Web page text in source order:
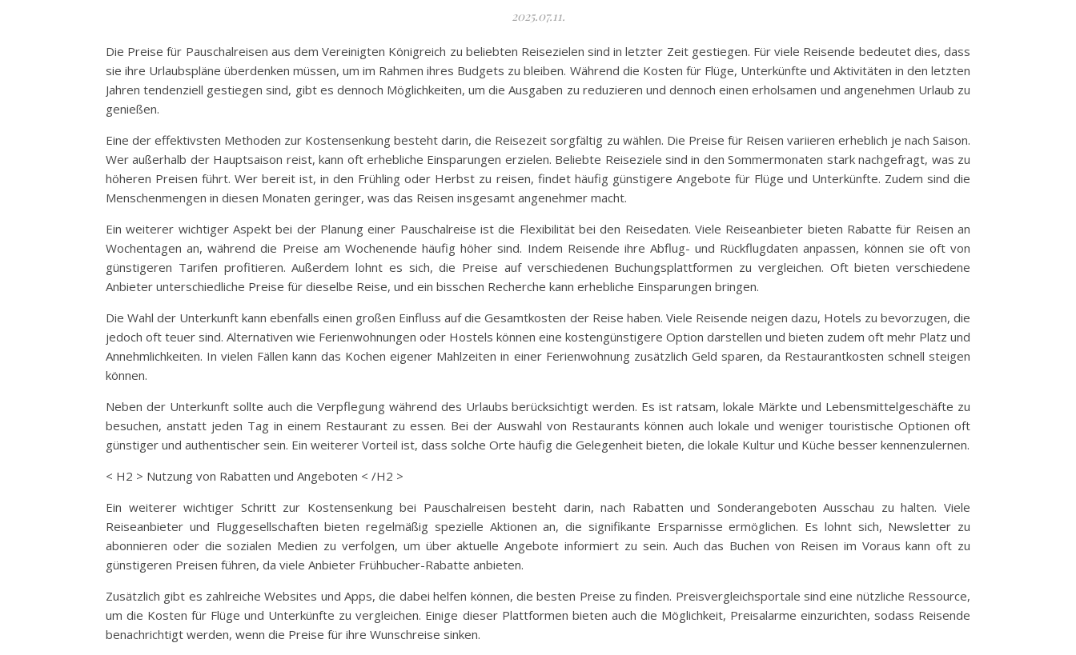
2025.07.11.
Die Preise für Pauschalreisen aus dem Vereinigten Königreich zu beliebten Reisezielen sind in letzter Zeit gestiegen. Für viele Reisende bedeutet dies, dass
sie ihre Urlaubspläne überdenken müssen, um im Rahmen ihres Budgets zu bleiben. Während die Kosten für Flüge, Unterkünfte und Aktivitäten in den letzten
Jahren tendenziell gestiegen sind, gibt es dennoch Möglichkeiten, um die Ausgaben zu reduzieren und dennoch einen erholsamen und angenehmen Urlaub zu
genießen.
Eine der effektivsten Methoden zur Kostensenkung besteht darin, die Reisezeit sorgfältig zu wählen. Die Preise für Reisen variieren erheblich je nach Saison.
Wer außerhalb der Hauptsaison reist, kann oft erhebliche Einsparungen erzielen. Beliebte Reiseziele sind in den Sommermonaten stark nachgefragt, was zu
höheren Preisen führt. Wer bereit ist, in den Frühling oder Herbst zu reisen, findet häufig günstigere Angebote für Flüge und Unterkünfte. Zudem sind die
Menschenmengen in diesen Monaten geringer, was das Reisen insgesamt angenehmer macht.
Ein weiterer wichtiger Aspekt bei der Planung einer Pauschalreise ist die Flexibilität bei den Reisedaten. Viele Reiseanbieter bieten Rabatte für Reisen an
Wochentagen an, während die Preise am Wochenende häufig höher sind. Indem Reisende ihre Abflug- und Rückflugdaten anpassen, können sie oft von
günstigeren Tarifen profitieren. Außerdem lohnt es sich, die Preise auf verschiedenen Buchungsplattformen zu vergleichen. Oft bieten verschiedene
Anbieter unterschiedliche Preise für dieselbe Reise, und ein bisschen Recherche kann erhebliche Einsparungen bringen.
Die Wahl der Unterkunft kann ebenfalls einen großen Einfluss auf die Gesamtkosten der Reise haben. Viele Reisende neigen dazu, Hotels zu bevorzugen, die
jedoch oft teuer sind. Alternativen wie Ferienwohnungen oder Hostels können eine kostengünstigere Option darstellen und bieten zudem oft mehr Platz und
Annehmlichkeiten. In vielen Fällen kann das Kochen eigener Mahlzeiten in einer Ferienwohnung zusätzlich Geld sparen, da Restaurantkosten schnell steigen
können.
Neben der Unterkunft sollte auch die Verpflegung während des Urlaubs berücksichtigt werden. Es ist ratsam, lokale Märkte und Lebensmittelgeschäfte zu
besuchen, anstatt jeden Tag in einem Restaurant zu essen. Bei der Auswahl von Restaurants können auch lokale und weniger touristische Optionen oft
günstiger und authentischer sein. Ein weiterer Vorteil ist, dass solche Orte häufig die Gelegenheit bieten, die lokale Kultur und Küche besser kennenzulernen.
< H2 > Nutzung von Rabatten und Angeboten < /H2 >
Ein weiterer wichtiger Schritt zur Kostensenkung bei Pauschalreisen besteht darin, nach Rabatten und Sonderangeboten Ausschau zu halten. Viele
Reiseanbieter und Fluggesellschaften bieten regelmäßig spezielle Aktionen an, die signifikante Ersparnisse ermöglichen. Es lohnt sich, Newsletter zu
abonnieren oder die sozialen Medien zu verfolgen, um über aktuelle Angebote informiert zu sein. Auch das Buchen von Reisen im Voraus kann oft zu
günstigeren Preisen führen, da viele Anbieter Frühbucher-Rabatte anbieten.
Zusätzlich gibt es zahlreiche Websites und Apps, die dabei helfen können, die besten Preise zu finden. Preisvergleichsportale sind eine nützliche Ressource,
um die Kosten für Flüge und Unterkünfte zu vergleichen. Einige dieser Plattformen bieten auch die Möglichkeit, Preisalarme einzurichten, sodass Reisende
benachrichtigt werden, wenn die Preise für ihre Wunschreise sinken.